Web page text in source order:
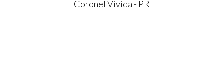
Coronel Vivida - PR